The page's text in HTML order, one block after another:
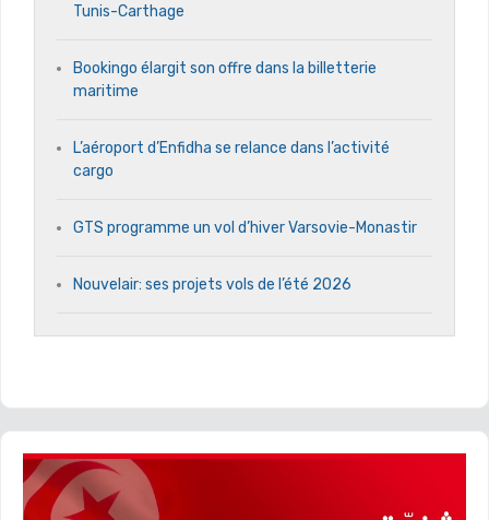
Tunis-Carthage
Bookingo élargit son offre dans la billetterie
maritime
L’aéroport d’Enfidha se relance dans l’activité
cargo
GTS programme un vol d’hiver Varsovie-Monastir
Nouvelair: ses projets vols de l’été 2026